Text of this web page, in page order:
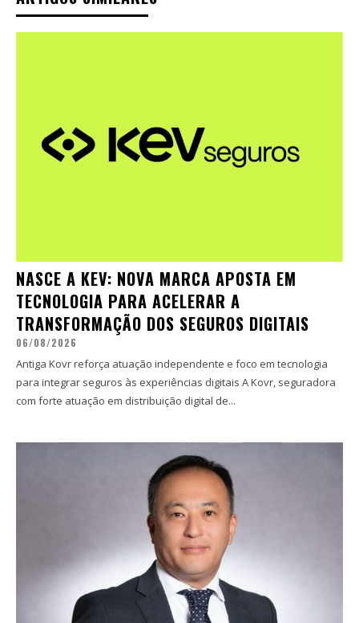
NASCE A KEV: NOVA MARCA APOSTA EM
TECNOLOGIA PARA ACELERAR A
TRANSFORMAÇÃO DOS SEGUROS DIGITAIS
06/08/2026
Antiga Kovr reforça atuação independente e foco em tecnologia
para integrar seguros às experiências digitais A Kovr, seguradora
com forte atuação em distribuição digital de...